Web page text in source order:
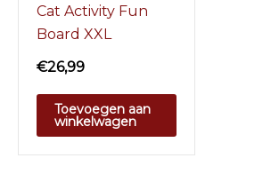
Cat Activity Fun
Board XXL
€26,99
Toevoegen aan
winkelwagen